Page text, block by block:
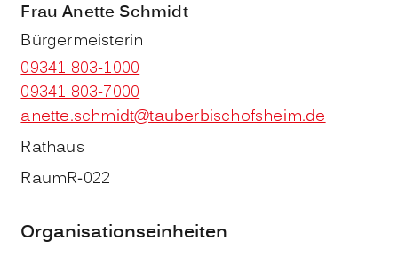
Frau Anette Schmidt
Bürgermeisterin
09341 803-1000
09341 803-7000
anette.schmidt@tauberbischofsheim.de
Rathaus
RaumR-022
Organisationseinheiten